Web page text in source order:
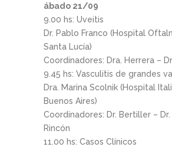
ábado 21/09
9.00 hs: Uveitis
Dr. Pablo Franco (Hospital
Santa Lucía)
Coordinadores: Dra. Herrera –
9.45 hs: Vasculitis de grandes
Dra. Marina Scolnik (Hospital
Buenos Aires)
Coordinadores: Dr. Bertiller –
Rincón
11.00 hs: Casos Clínicos